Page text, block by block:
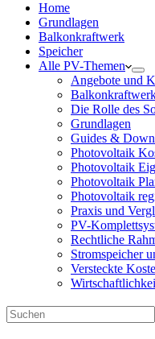
Home
Grundlagen
Balkonkraftwerk
Speicher
Alle PV-Themen
Angebote und
Die Rolle des
Grundlagen
Guides &
Photovoltaik
Photovoltaik
Photovoltaik
Photovoltaik
Praxis und
PV-
Rechtliche
Stromspeicher
Versteckte